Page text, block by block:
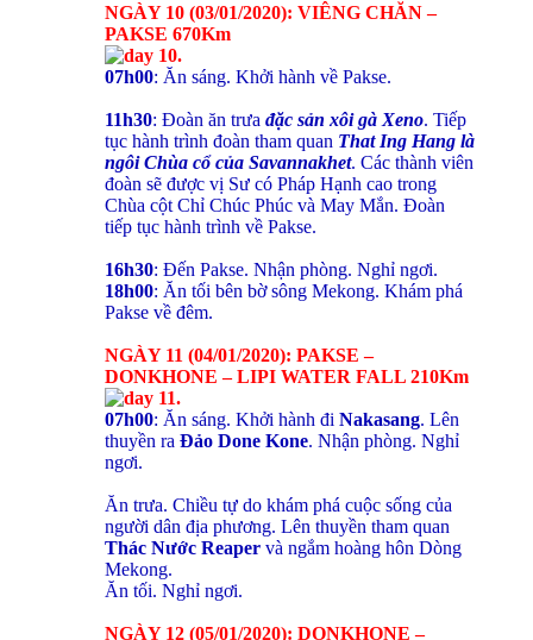
NGÀY 10 (03/01/2020): VIÊNG CHĂN –
PAKSE 670Km
07h00: Ăn sáng. Khởi hành về Pakse.
11h30: Đoàn ăn trưa đặc sản xôi gà Xeno. Tiếp
tục hành trình đoàn tham quan That Ing Hang là
ngôi Chùa cổ của Savannakhet. Các thành viên
đoàn sẽ được vị Sư có Pháp Hạnh cao trong
Chùa cột Chỉ Chúc Phúc và May Mắn. Đoàn
tiếp tục hành trình về Pakse.
16h30: Đến Pakse. Nhận phòng. Nghỉ ngơi.
18h00: Ăn tối bên bờ sông Mekong. Khám phá
Pakse về đêm.
NGÀY 11 (04/01/2020): PAKSE –
DONKHONE – LIPI WATER FALL 210Km
07h00: Ăn sáng. Khởi hành đi Nakasang. Lên
thuyền ra Đảo Done Kone. Nhận phòng. Nghỉ
ngơi.
Ăn trưa. Chiều tự do khám phá cuộc sống của
người dân địa phương. Lên thuyền tham quan
Thác Nước Reaper và ngắm hoàng hôn Dòng
Mekong.
Ăn tối. Nghỉ ngơi.
NGÀY 12 (05/01/2020): DONKHONE –